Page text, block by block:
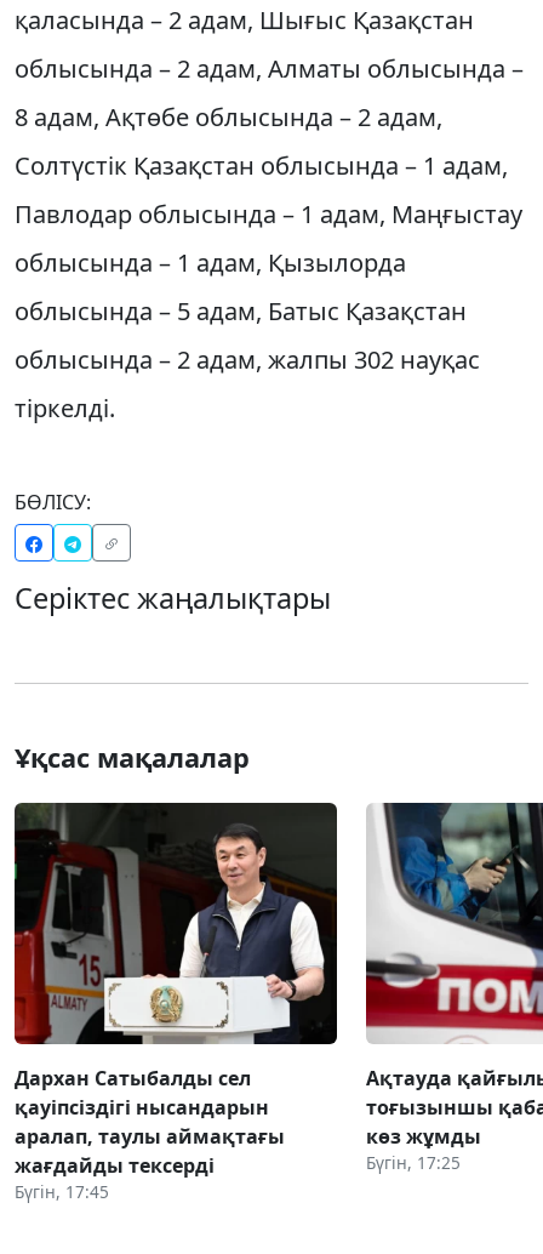
қаласында – 2 адам, Шығыс Қазақстан
облысында – 2 адам, Алматы облысында –
8 адам, Ақтөбе облысында – 2 адам,
Солтүстік Қазақстан облысында – 1 адам,
Павлодар облысында – 1 адам, Маңғыстау
облысында – 1 адам, Қызылорда
облысында – 5 адам, Батыс Қазақстан
облысында – 2 адам, жалпы 302 науқас
тіркелді.
БӨЛІСУ:
Серіктес жаңалықтары
Ұқсас мақалалар
Дархан Сатыбалды сел
қауіпсіздігі нысандарын
аралап, таулы аймақтағы
жағдайды тексерді
Бүгін, 17:45
Ақтауда
тоғызыншы
көз жұмды
Бүгін, 17:25